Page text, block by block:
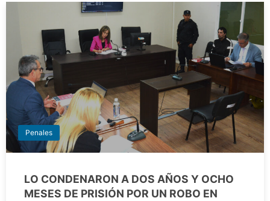
Penales
LO CONDENARON A DOS AÑOS Y OCHO
MESES DE PRISIÓN POR UN ROBO EN